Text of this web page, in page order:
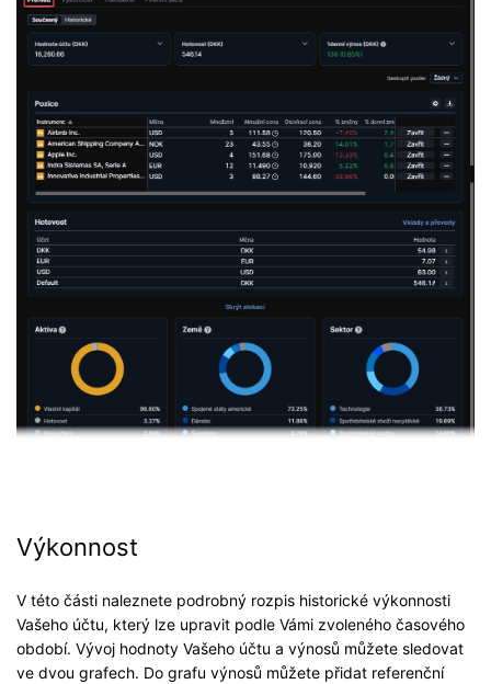
Výkonnost
V této části naleznete podrobný rozpis historické výkonnosti
Vašeho účtu, který lze upravit podle Vámi zvoleného časového
období. Vývoj hodnoty Vašeho účtu a výnosů můžete sledovat
ve dvou grafech. Do grafu výnosů můžete přidat referenční